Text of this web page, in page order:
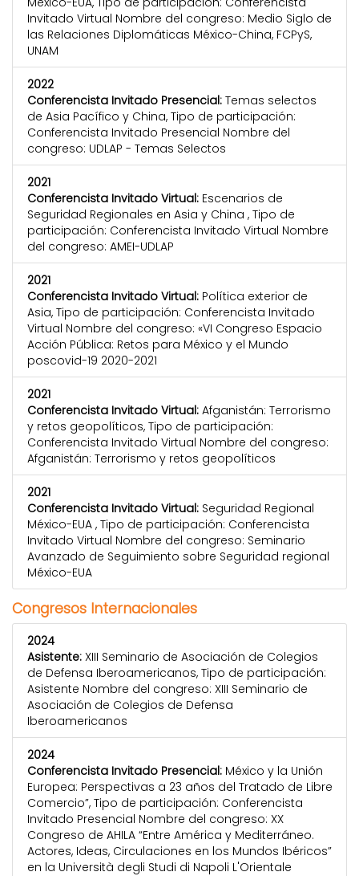
Invitado Virtual Nombre del congreso: Medio Siglo de
las Relaciones Diplomáticas México-China, FCPyS,
UNAM
2022
Conferencista Invitado Presencial: Temas selectos
de Asia Pacífico y China, Tipo de participación:
Conferencista Invitado Presencial Nombre del
congreso: UDLAP - Temas Selectos
2021
Conferencista Invitado Virtual: Escenarios de
Seguridad Regionales en Asia y China , Tipo de
participación: Conferencista Invitado Virtual Nombre
del congreso: AMEI-UDLAP
2021
Conferencista Invitado Virtual: Política exterior de
Asia, Tipo de participación: Conferencista Invitado
Virtual Nombre del congreso: «VI Congreso Espacio
Acción Pública: Retos para México y el Mundo
poscovid-19 2020-2021
2021
Conferencista Invitado Virtual: Afganistán: Terrorismo
y retos geopolíticos, Tipo de participación:
Conferencista Invitado Virtual Nombre del congreso:
Afganistán: Terrorismo y retos geopolíticos
2021
Conferencista Invitado Virtual: Seguridad Regional
México-EUA , Tipo de participación: Conferencista
Invitado Virtual Nombre del congreso: Seminario
Avanzado de Seguimiento sobre Seguridad regional
México-EUA
Congresos Internacionales
2024
Asistente: XIII Seminario de Asociación de Colegios
de Defensa Iberoamericanos, Tipo de participación:
Asistente Nombre del congreso: XIII Seminario de
Asociación de Colegios de Defensa
Iberoamericanos
2024
Conferencista Invitado Presencial: México y la Unión
Europea: Perspectivas a 23 años del Tratado de Libre
Comercio”, Tipo de participación: Conferencista
Invitado Presencial Nombre del congreso: XX
Congreso de AHILA “Entre América y Mediterráneo.
Actores, Ideas, Circulaciones en los Mundos Ibéricos”
en la Università degli Studi di Napoli L'Orientale